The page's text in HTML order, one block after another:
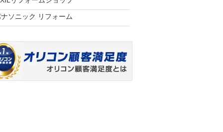
ソニック リフォーム